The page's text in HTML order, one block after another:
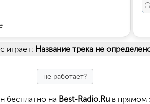
играет: Название трека не
не работает?
бесплатно на Best-Radio.Ru в прямом